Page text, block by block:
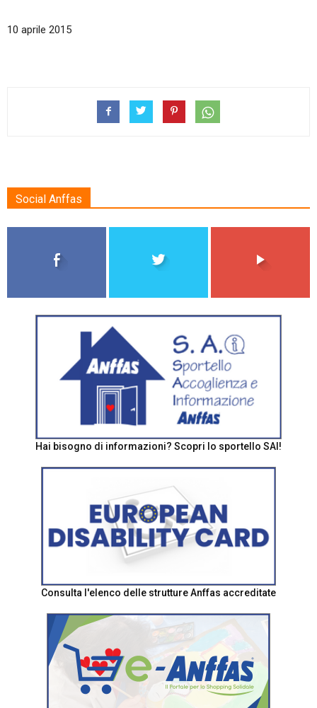
10 aprile 2015
Social Anffas
Hai bisogno di informazioni? Scopri lo sportello SAI!
Consulta l'elenco delle strutture Anffas accreditate